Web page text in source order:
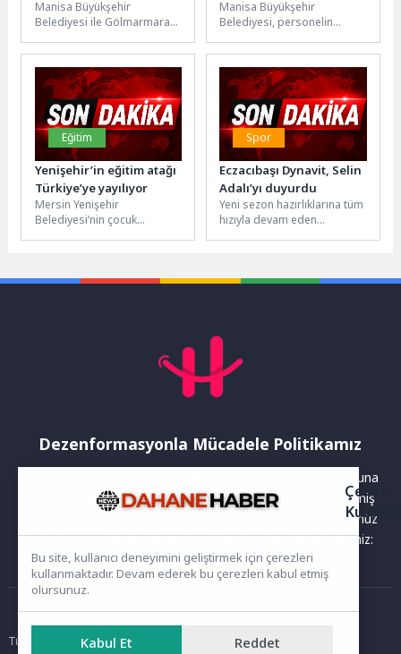
Manisa Büyükşehir
Belediyesi ile Gölmarmara
imzalanan ortak hizmet
protokolü kapsamında,
2017 yılındaki depremde...
Manisa Büyükşehir
Belediyesi, personelin
çalışmalarında
karşılaşabileceği riskleri en
aza indirmek amacıyla...
Eğitim
Yenişehir’in eğitim atağı
Türkiye’ye yayılıyor
Mersin Yenişehir
Belediyesi’nin çocuk
taşınıyor....
Spor
Eczacıbaşı Dynavit, Selin
Adalı’yı duyurdu
Yeni sezon hazırlıklarına tüm
hızıyla devam eden
Dezenformasyonla Mücadele Politikamız
Yayınlanan haberler doğruluk ilkesi gözetilerek hazırlanır. Buna
rağmen bazı içeriklerde eksik, hatalı veya güncelliğini yitirmiş
bilgiler bulunabilir.Yanlış veya yanıltıcı olduğunu düşündüğünüz
haberleri aşağıdaki iletişim kanallarından bize bildirebilirsiniz:
Ana Sayfa
Tüm hakları saklıdır. Sitede yer alan içerikler izinsiz kopyalanamaz,
Çerez
Bu site, kullanıcı deneyimini geliştirmek için çerezleri
kullanmaktadır. Devam ederek bu çerezleri kabul etmiş
olursunuz.
Kabul Et Reddet